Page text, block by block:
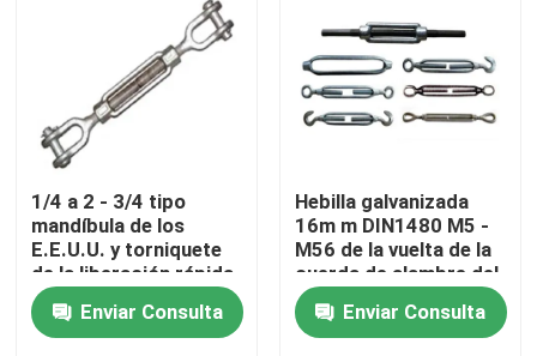
Hardware que apareja de la cuerda
Marine Rigging Hardware
HERRAJES DE MONTAJE DE ACERO INOXIDABLE
Perno de ojo forjado
1/4 a 2 - 3/4 tipo
mandíbula de los
E.E.U.U. y torniquete
de la liberación rápida
del torniquete del
mandíbula UU
Enviar Consulta
Hebilla galvanizada
16m m DIN1480 M5 -
M56 de la vuelta de la
cuerda de alambre del
color del uno mismo
Enviar Consulta